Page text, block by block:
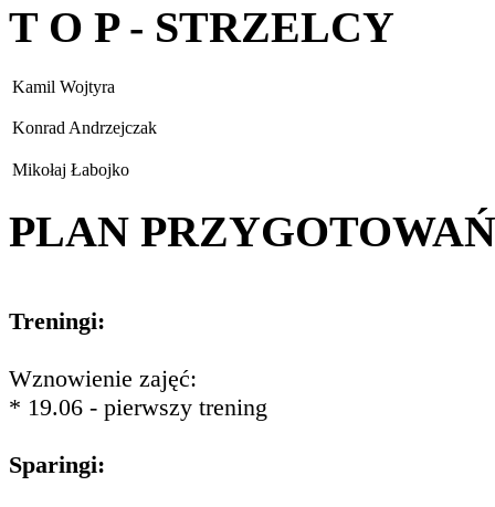
T O P - STRZELCY
Kamil Wojtyra
Konrad Andrzejczak
Mikołaj Łabojko
PLAN PRZYGOTOWAŃ
Treningi:
Wznowienie zajęć:
* 19.06 - pierwszy trening
Sparingi: